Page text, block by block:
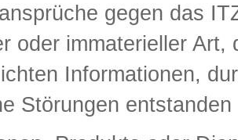
gegen das
oder immaterieller
Informationen,
Störungen